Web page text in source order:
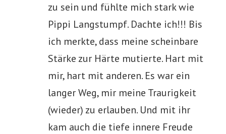
zu sein und fühlte mich stark wie
Pippi Langstumpf. Dachte ich!!! Bis
ich merkte, dass meine scheinbare
Stärke zur Härte mutierte. Hart mit
mir, hart mit anderen. Es war ein
langer Weg, mir meine Traurigkeit
(wieder) zu erlauben. Und mit ihr
kam auch die tiefe innere Freude